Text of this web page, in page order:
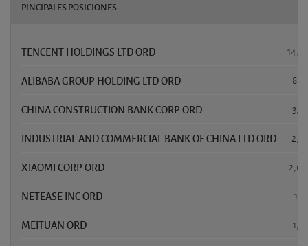
PINCIPALES POSICIONES
TENCENT HOLDINGS LTD ORD
ALIBABA GROUP HOLDING LTD ORD
CHINA CONSTRUCTION BANK CORP ORD
INDUSTRIAL AND COMMERCIAL BANK OF CHINA LTD ORD
XIAOMI CORP ORD
NETEASE INC ORD
MEITUAN ORD